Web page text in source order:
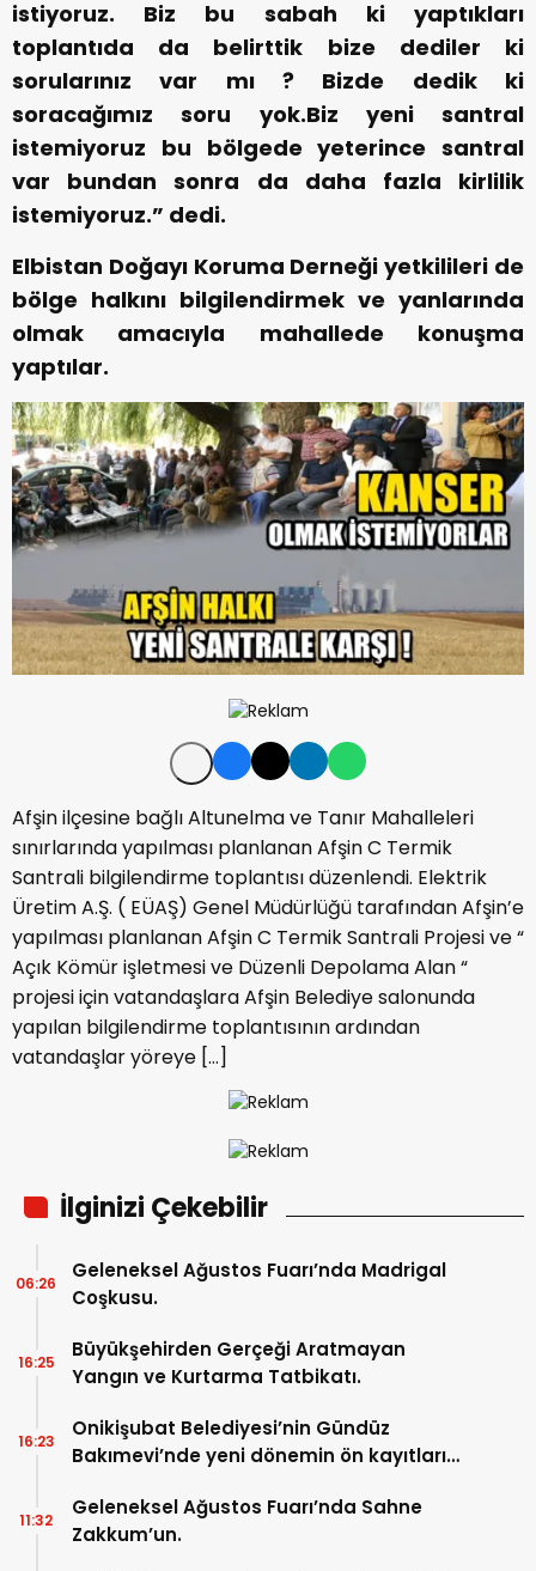
istiyoruz. Biz bu sabah ki yaptıkları
toplantıda da belirttik bize dediler ki
sorularınız var mı ? Bizde dedik ki
soracağımız soru yok.Biz yeni santral
istemiyoruz bu bölgede yeterince santral
var bundan sonra da daha fazla kirlilik
istemiyoruz.” dedi.
Elbistan Doğayı Koruma Derneği yetkilileri de
bölge halkını bilgilendirmek ve yanlarında
olmak amacıyla mahallede konuşma
yaptılar.
Afşin ilçesine bağlı Altunelma ve Tanır Mahalleleri
sınırlarında yapılması planlanan Afşin C Termik
Santrali bilgilendirme toplantısı düzenlendi. Elektrik
Üretim A.Ş. ( EÜAŞ) Genel Müdürlüğü tarafından Afşin’e
yapılması planlanan Afşin C Termik Santrali Projesi ve “
Açık Kömür işletmesi ve Düzenli Depolama Alan “
projesi için vatandaşlara Afşin Belediye salonunda
yapılan bilgilendirme toplantısının ardından
vatandaşlar yöreye […]
İlginizi Çekebilir
Geleneksel Ağustos Fuarı’nda Madrigal
Coşkusu.
06:26
Büyükşehirden Gerçeği Aratmayan
Yangın ve Kurtarma Tatbikatı.
16:25
Onikişubat Belediyesi’nin Gündüz
Bakımevi’nde yeni dönemin ön kayıtları
16:23
Geleneksel Ağustos Fuarı’nda Sahne
Zakkum’un.
11:32